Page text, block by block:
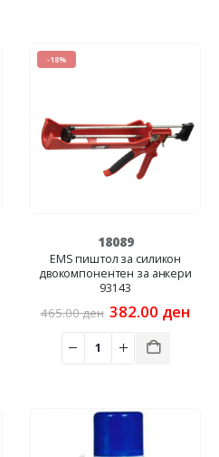
242.00 ден.
-18%
18089
EMS пиштол за силикон
двокомпонентен за анкери
93143
465.00ден Original
was:
465.00 ден.
382.00 ден